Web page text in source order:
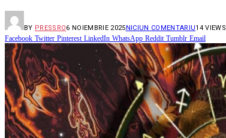
BY PRESSRO6 NOIEMBRIE 2025NICIUN COMENTARIU14VIEWS
Facebook Twitter Pinterest LinkedIn WhatsApp Reddit Tumblr Email